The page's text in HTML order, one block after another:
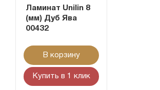
Ламинат Unilin 8
(мм) Дуб Ява
00432
В корзину
Купить в 1 клик